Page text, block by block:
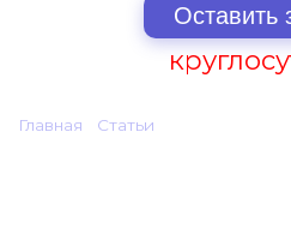
Услуги и стоимость
Отзывы
Оставить
Главная Статьи